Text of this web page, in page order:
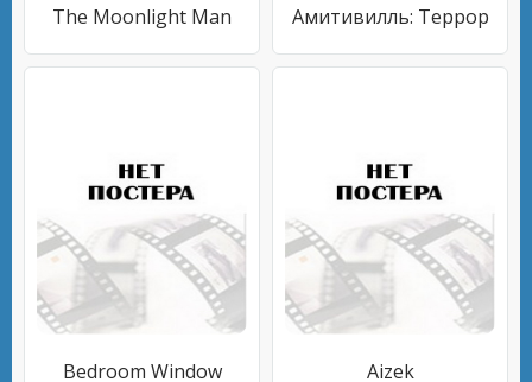
The Moonlight Man Амитивилль: Террор
Bedroom Window Aizek